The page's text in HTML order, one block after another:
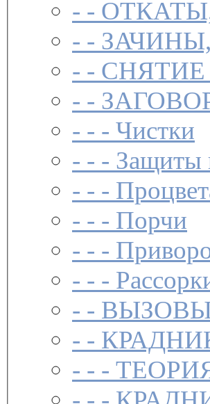
- -
- -
- -
- -
- - - Чистки­
- - - Защиты
- - -
- - - Порчи
- - -
- - -
- -
- -
- - -